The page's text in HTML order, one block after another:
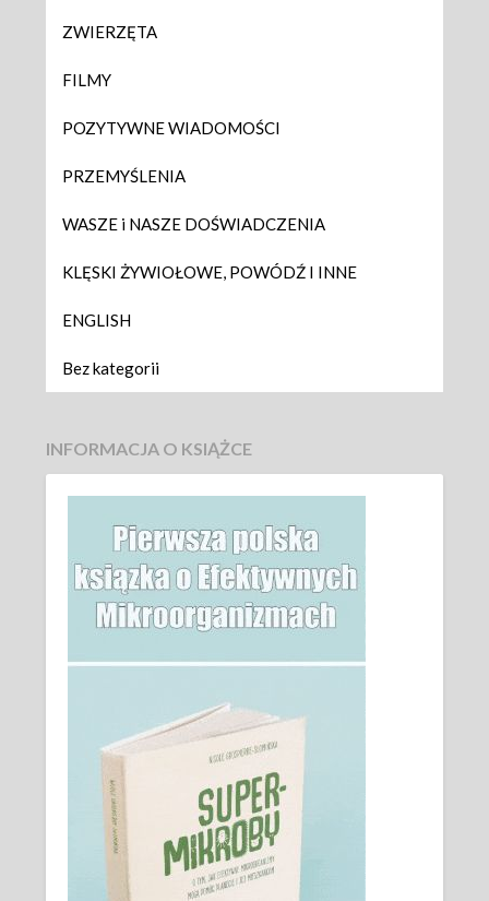
ZWIERZĘTA
FILMY
POZYTYWNE WIADOMOŚCI
PRZEMYŚLENIA
WASZE i NASZE DOŚWIADCZENIA
KLĘSKI ŻYWIOŁOWE, POWÓDŹ I INNE
ENGLISH
Bez kategorii
INFORMACJA O KSIĄŻCE